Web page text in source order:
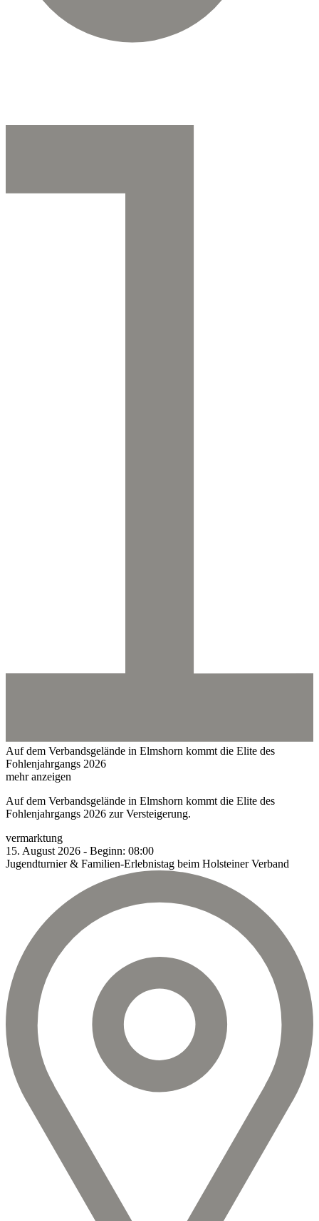
Auf dem Verbandsgelände in Elmshorn kommt die Elite des
Fohlenjahrgangs 2026
mehr anzeigen
Auf dem Verbandsgelände in Elmshorn kommt die Elite des
Fohlenjahrgangs 2026 zur Versteigerung.
vermarktung
15. August 2026 - Beginn: 08:00
Jugendturnier & Familien-Erlebnistag beim Holsteiner Verband